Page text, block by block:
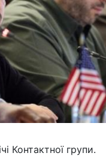
Контактної групи.